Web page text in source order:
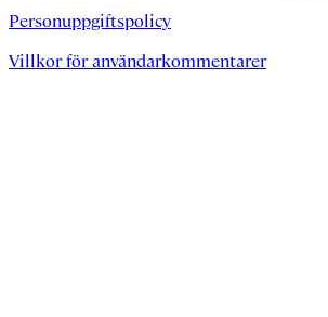
Personuppgiftspolicy
Villkor för användarkommentarer